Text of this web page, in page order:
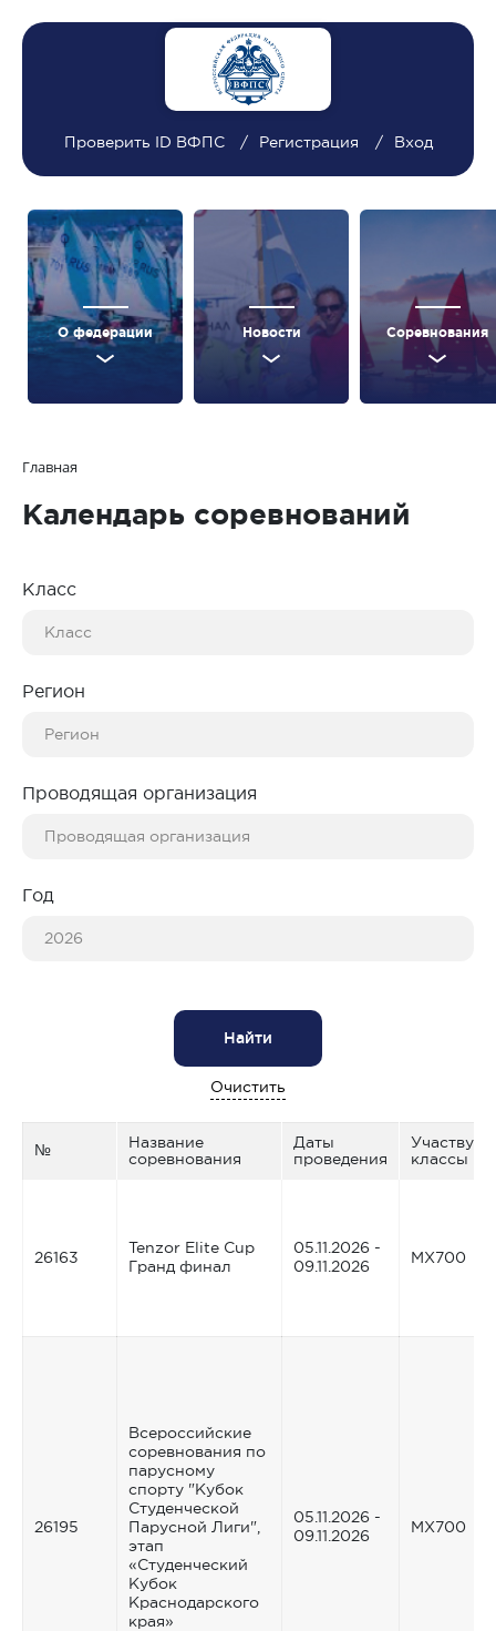
Проверить ID ВФПС Регистрация Вход
О федерации Новости Соревнования
Главная
Календарь соревнований
Класс
Регион
Проводящая организация
Год
Найти
Очистить
№
Название
соревнования
Даты
проведения
классы
26163
Tenzor Elite Cup
Гранд финал
05.11.2026 -
09.11.2026
MX700
26195
Всероссийские
соревнования по
парусному
спорту "Кубок
Студенческой
Парусной Лиги",
этап
«Студенческий
Кубок
Краснодарского
края»
05.11.2026 -
09.11.2026
MX700